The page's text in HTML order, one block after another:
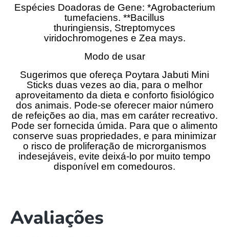
Espécies Doadoras de Gene: *Agrobacterium
tumefaciens. **Bacillus
thuringiensis, Streptomyces
viridochromogenes e Zea mays.
Modo de usar
Sugerimos que ofereça Poytara Jabuti Mini
Sticks duas vezes ao dia, para o melhor
aproveitamento da dieta e conforto fisiológico
dos animais. Pode-se oferecer maior número
de refeições ao dia, mas em caráter recreativo.
Pode ser fornecida úmida. Para que o alimento
conserve suas propriedades, e para minimizar
o risco de proliferação de microrganismos
indesejáveis, evite deixá-lo por muito tempo
disponível em comedouros.
Avaliações